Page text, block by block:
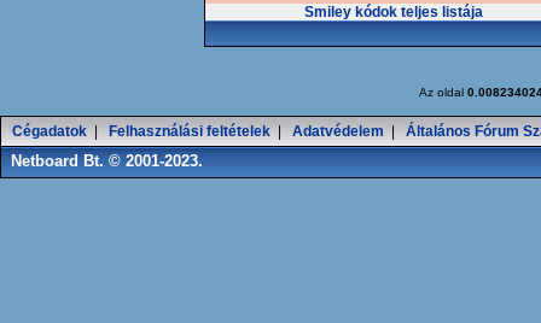
Smiley kódok teljes listája
Az oldal
Cégadatok Felhasználási feltételek Adatvédelem Általános Fórum
Netboard Bt. © 2001-2023.